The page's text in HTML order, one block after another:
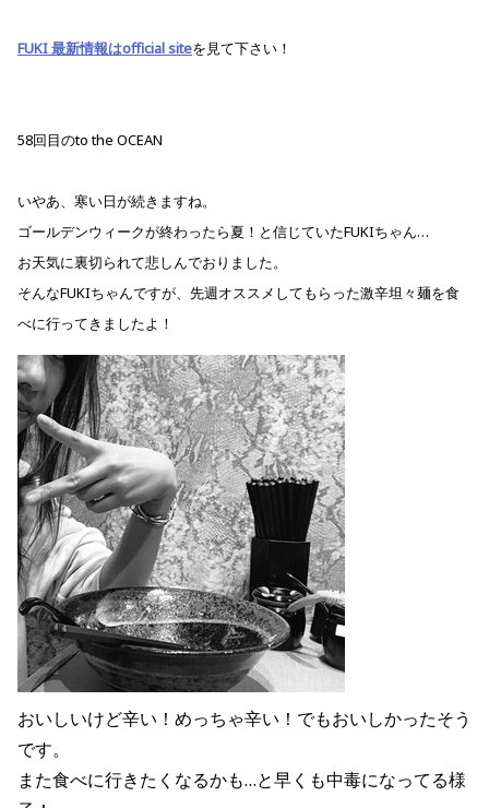
FUKI 最新情報はofficial siteを見て下さい！
58回目のto the OCEAN
いやあ、寒い日が続きますね。
ゴールデンウィークが終わったら夏！と信じていたFUKIちゃん…
お天気に裏切られて悲しんでおりました。
そんなFUKIちゃんですが、先週オススメしてもらった激辛坦々麺を食
べに行ってきましたよ！
おいしいけど辛い！めっちゃ辛い！でもおいしかったそう
です。
また食べに行きたくなるかも…と早くも中毒になってる様